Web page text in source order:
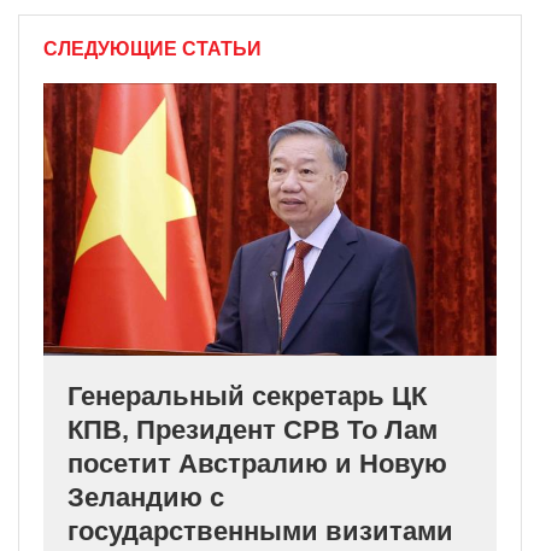
СЛЕДУЮЩИЕ СТАТЬИ
Генеральный секретарь ЦК
КПВ, Президент СРВ То Лам
посетит Австралию и Новую
Зеландию с
государственными визитами